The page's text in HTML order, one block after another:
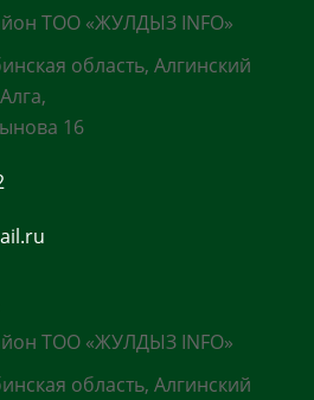
ТОО «ЖУЛДЫЗ INFO»
область, Алгинский
16
ТОО «ЖУЛДЫЗ INFO»
область, Алгинский